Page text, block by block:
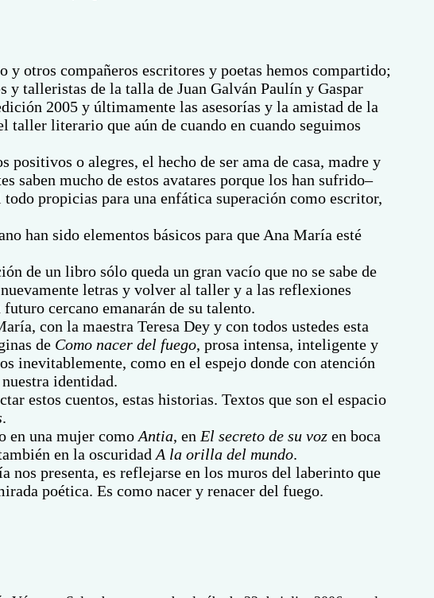
otros compañeros escritores y poetas hemos compartido;
talleristas de la talla de Juan Galván Paulín y Gaspar
2005 y últimamente las asesorías y la amistad de la
taller literario que aún de cuando en cuando seguimos
o alegres, el hecho de ser ama de casa, madre y
saben mucho de estos avatares porque los han sufrido–
propicias para una enfática superación como escritor,
han sido elementos básicos para que Ana María esté
de un libro sólo queda un gran vacío que no se sabe de
letras y volver al taller y a las reflexiones
cercano emanarán de su talento.
con la maestra Teresa Dey y con todos ustedes esta
de Como nacer del fuego, prosa intensa, inteligente y
inevitablemente, como en el espejo donde con atención
identidad.
estos cuentos, estas historias. Textos que son el espacio
.
en una mujer como Antia, en El secreto de su voz en boca
en la oscuridad A la orilla del mundo.
presenta, es reflejarse en los muros del laberinto que
poética. Es como nacer y renacer del fuego.